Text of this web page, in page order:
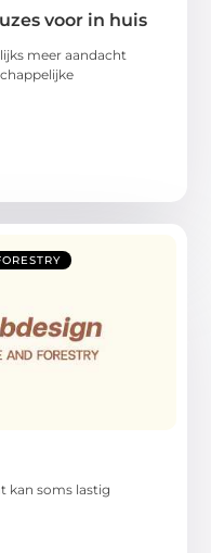
voor in huis
meer aandacht
kan soms lastig